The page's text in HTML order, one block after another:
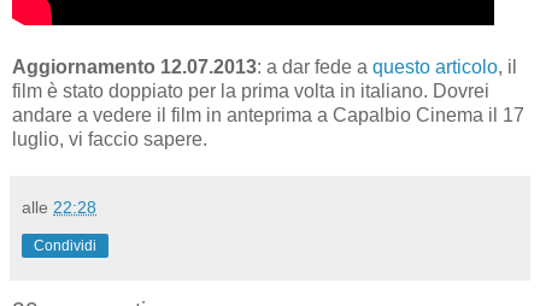
Aggiornamento 12.07.2013: a dar fede a questo articolo, il
film è stato doppiato per la prima volta in italiano. Dovrei
andare a vedere il film in anteprima a Capalbio Cinema il 17
luglio, vi faccio sapere.
alle 22:28
Condividi